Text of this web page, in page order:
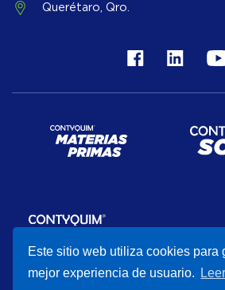
Este sitio web utiliza cookies para
mejor experiencia de usuario.
Querétaro, Qro.